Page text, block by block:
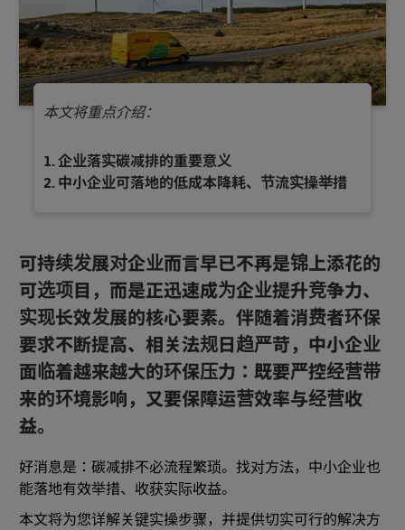
本文将重点介绍：
企业落实碳减排的重要意义
中小企业可落地的低成本降耗、节流实操举措
可持续发展对企业而言早已不再是锦上添花的
可选项目，而是正迅速成为企业提升竞争力、
实现长效发展的核心要素。伴随着消费者环保
要求不断提高、相关法规日趋严苛，中小企业
面临着越来越大的环保压力：既要严控经营带
来的环境影响，又要保障运营效率与经营收
益。
好消息是：碳减排不必流程繁琐。找对方法，中小企业也
能落地有效举措、收获实际收益。
本文将为您详解关键实操步骤，并提供切实可行的解决方